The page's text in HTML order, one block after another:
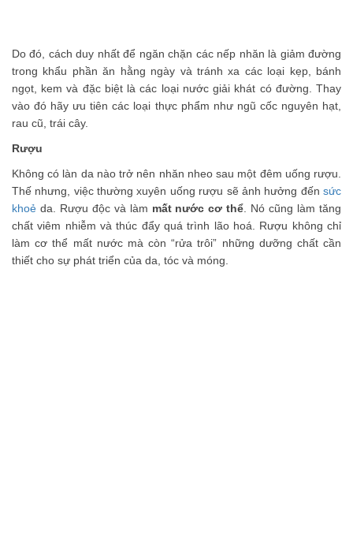
Do đó, cách duy nhất để ngăn chặn các nếp nhăn là giảm đường
trong khẩu phần ăn hằng ngày và tránh xa các loại kẹp, bánh
ngọt, kem và đặc biệt là các loại nước giải khát có đường. Thay
vào đó hãy ưu tiên các loại thực phẩm như ngũ cốc nguyên hạt,
rau cũ, trái cây.
Rượu
Không có làn da nào trở nên nhăn nheo sau một đêm uống rượu.
Thế nhưng, việc thường xuyên uống rượu sẽ ảnh hưởng đến sức
khoẻ da. Rượu độc và làm mất nước cơ thể . Nó cũng làm tăng
chất viêm nhiễm và thúc đẩy quá trình lão hoá. Rượu không chỉ
làm cơ thể mất nước mà còn “rửa trôi” những dưỡng chất cần
thiết cho sự phát triển của da, tóc và móng.